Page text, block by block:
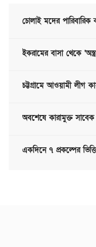
চোলাই মদের পারিবারিক
ইকরামের বাসা থেকে
চট্টগ্রামে আওয়ামী লীগ
অবশেষে কারামুক্ত
একদিনে ৭ প্রকল্পের